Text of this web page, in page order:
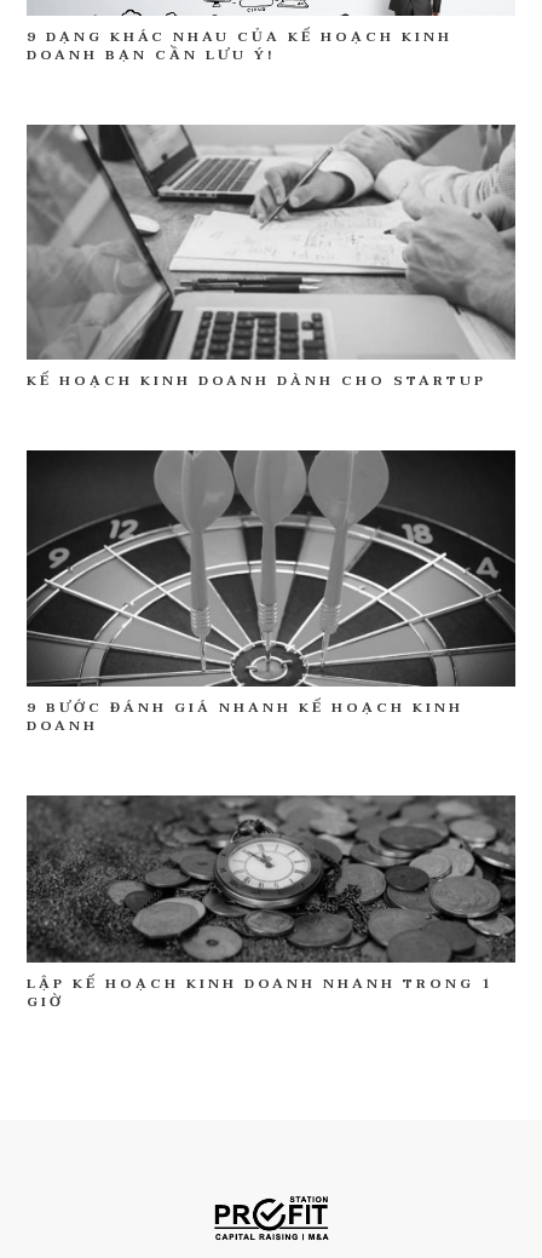
9 DẠNG KHÁC NHAU CỦA KẾ HOẠCH KINH
DOANH BẠN CẦN LƯU Ý!
KẾ HOẠCH KINH DOANH DÀNH CHO STARTUP
9 BƯỚC ĐÁNH GIÁ NHANH KẾ HOẠCH KINH
DOANH
LẬP KẾ HOẠCH KINH DOANH NHANH TRONG 1
GIỜ